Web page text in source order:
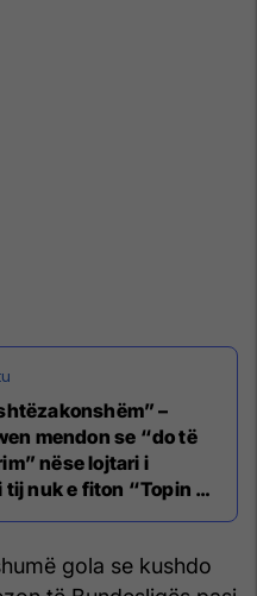
–
mendon se “do të
nëse lojtari i
nuk e fiton “Topin e
gola se kushdo